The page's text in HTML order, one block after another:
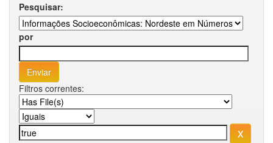
Pesquisar:
por
Filtros correntes: